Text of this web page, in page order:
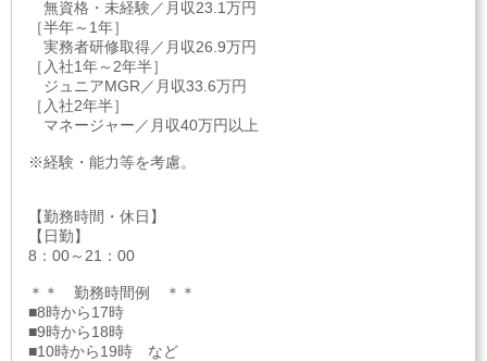
無資格・未経験／月収23.1万円
［半年～1年］
実務者研修取得／月収26.9万円
［入社1年～2年半］
ジュニアMGR／月収33.6万円
［入社2年半］
マネージャー／月収40万円以上
※経験・能力等を考慮。
【勤務時間・休日】
【日勤】
8：00～21：00
＊＊ 勤務時間例 ＊＊
■8時から17時
■9時から18時
■10時から19時 など